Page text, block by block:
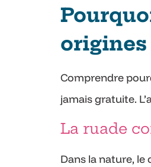
Comprendre
jamais gratuite.
La ruade
Dans la nature, le